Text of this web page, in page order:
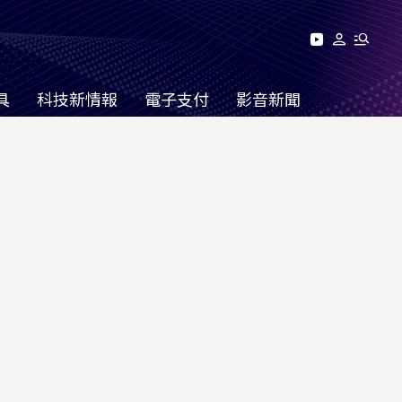
科技新情報 電子支付 影音新聞